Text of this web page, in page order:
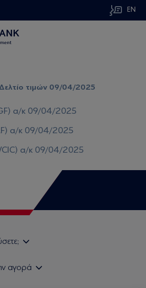
EN
τιμών 09/04/2025
α/κ 09/04/2025
α/κ 09/04/2025
α/κ 09/04/2025
αγορά